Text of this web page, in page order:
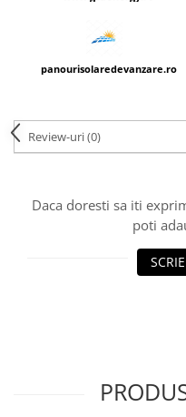
panourisolaredevanzare.ro
Review-uri(0)
Daca doresti sa iti
poti